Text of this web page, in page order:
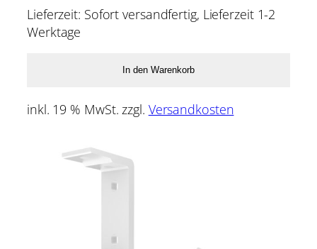
Lieferzeit: Sofort versandfertig, Lieferzeit 1-2
Werktage
In den Warenkorb
inkl. 19 % MwSt. zzgl. Versandkosten